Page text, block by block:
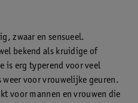
zwaar en sensueel.
bekend als kruidige of
is erg typerend voor veel
voor vrouwelijke geuren.
voor mannen en vrouwen die